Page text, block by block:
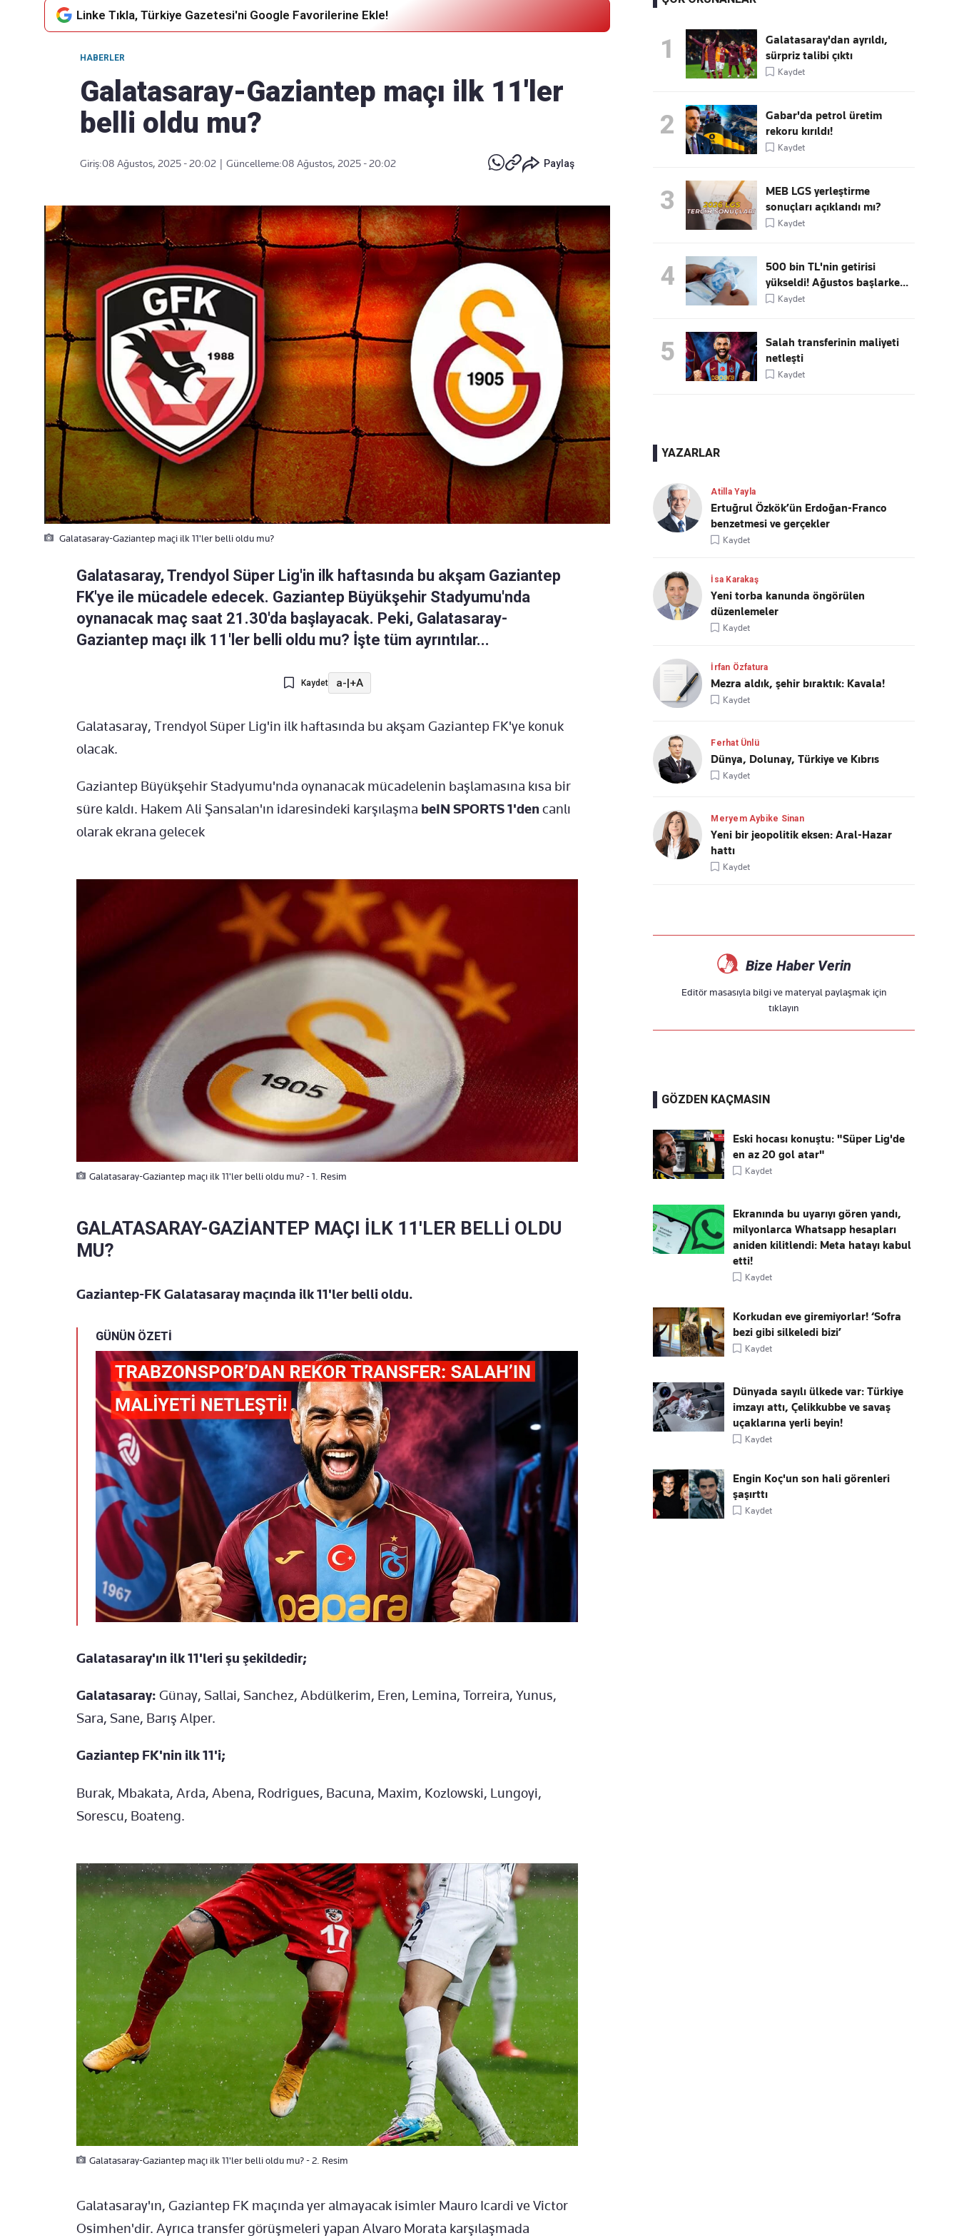
akışımıza ulaşın
göndermek için tıklayın
Kaçırmayın
Ücretsiz üye olun, gündemi
Linke Tıkla, Türkiye Gazetesi'ni Google Favorilerine Ekle!
HABERLER
Galatasaray-Gaziantep maçı ilk 11'ler
belli oldu mu?
Giriş:08 Ağustos, 2025 - 20:02 Güncelleme:08 Ağustos, 2025 - 20:02 Paylaş
Galatasaray-Gaziantep maçi ilk 11'ler belli oldu mu?
Galatasaray, Trendyol Süper Lig'in ilk haftasında bu akşam Gaziantep
FK'ye ile mücadele edecek. Gaziantep Büyükşehir Stadyumu'nda
oynanacak maç saat 21.30'da başlayacak. Peki, Galatasaray-
Gaziantep maçı ilk 11'ler belli oldu mu? İşte tüm ayrıntılar...
Kaydet a-|+A
Galatasaray, Trendyol Süper Lig'in ilk haftasında bu akşam Gaziantep FK'ye konuk
olacak.
Gaziantep Büyükşehir Stadyumu'nda oynanacak mücadelenin başlamasına kısa bir
süre kaldı. Hakem Ali Şansalan'ın idaresindeki karşılaşma beIN SPORTS 1'den canlı
olarak ekrana gelecek
Galatasaray-Gaziantep maçı ilk 11'ler belli oldu mu? - 1. Resim
GALATASARAY-GAZİANTEP MAÇI İLK 11'LER BELLİ OLDU
MU?
Gaziantep-FK Galatasaray maçında ilk 11'ler belli oldu.
GÜNÜN ÖZETİ
Galatasaray'ın ilk 11'leri şu şekildedir;
Galatasaray: Günay, Sallai, Sanchez, Abdülkerim, Eren, Lemina, Torreira, Yunus,
Sara, Sane, Barış Alper.
Gaziantep FK'nin ilk 11'i;
Burak, Mbakata, Arda, Abena, Rodrigues, Bacuna, Maxim, Kozlowski, Lungoyi,
Sorescu, Boateng.
Galatasaray-Gaziantep maçı ilk 11'ler belli oldu mu? - 2. Resim
Galatasaray'ın, Gaziantep FK maçında yer almayacak isimler Mauro Icardi ve Victor
Osimhen'dir. Ayrıca transfer görüşmeleri yapan Alvaro Morata karşılaşmada
1
Galatasaray'dan ayrıldı,
sürpriz talibi çıktı
Kaydet
2
Gabar'da petrol üretim
rekoru kırıldı!
Kaydet
3
MEB LGS yerleştirme
sonuçları açıklandı mı?
Kaydet
4
500 bin TL'nin getirisi
yükseldi! Ağustos başlarke...
Kaydet
5
Salah transferinin maliyeti
netleşti
Kaydet
YAZARLAR
Atilla Yayla
Ertuğrul Özkök’ün Erdoğan-Franco
benzetmesi ve gerçekler
Kaydet
İsa Karakaş
Yeni torba kanunda öngörülen
düzenlemeler
Kaydet
İrfan Özfatura
Mezra aldık, şehir bıraktık: Kavala!
Kaydet
Ferhat Ünlü
Dünya, Dolunay, Türkiye ve Kıbrıs
Kaydet
Meryem Aybike Sinan
Yeni bir jeopolitik eksen: Aral-Hazar
hattı
Kaydet
Bize Haber Verin
Editör masasıyla bilgi ve materyal paylaşmak için
tıklayın
GÖZDEN KAÇMASIN
Eski hocası konuştu: "Süper Lig'de
en az 20 gol atar"
Kaydet
Ekranında bu uyarıyı gören yandı,
milyonlarca Whatsapp hesapları
aniden kilitlendi: Meta hatayı kabul
etti!
Kaydet
Korkudan eve giremiyorlar! ‘Sofra
bezi gibi silkeledi bizi’
Kaydet
Dünyada sayılı ülkede var: Türkiye
imzayı attı, Çelikkubbe ve savaş
uçaklarına yerli beyin!
Kaydet
Engin Koç'un son hali görenleri
şaşırttı
Kaydet